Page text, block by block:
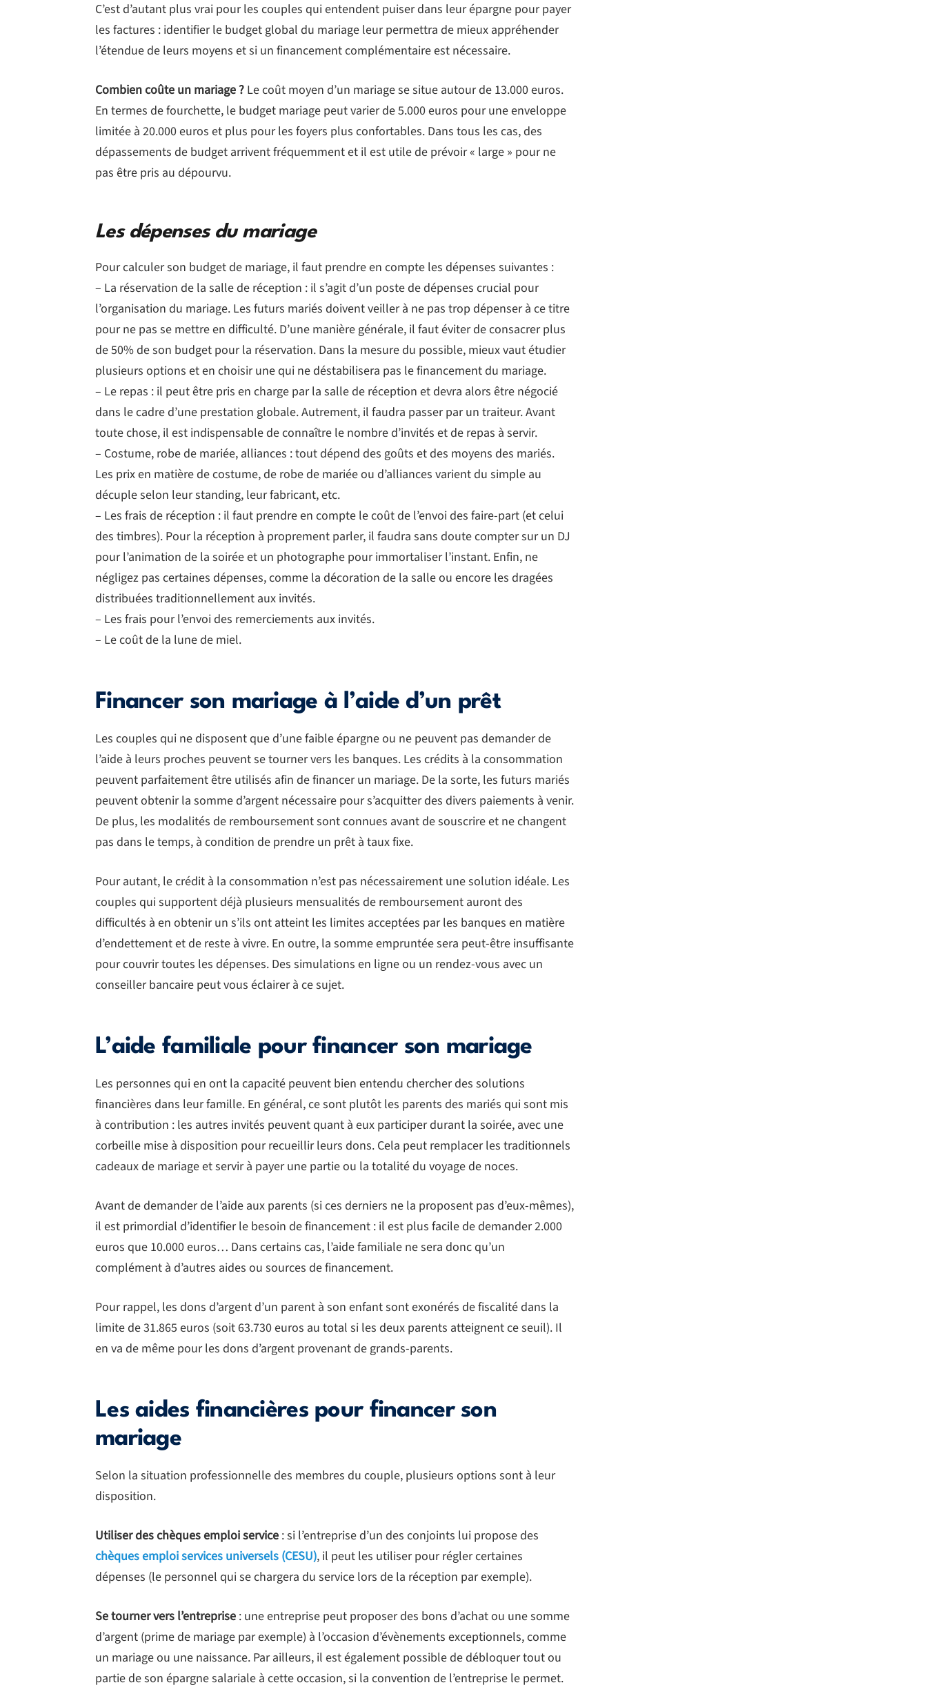
C’est d’autant plus vrai pour les couples qui entendent puiser dans leur épargne pour payer
les factures : identifier le budget global du mariage leur permettra de mieux appréhender
l’étendue de leurs moyens et si un financement complémentaire est nécessaire.
Combien coûte un mariage ? Le coût moyen d’un mariage se situe autour de 13.000 euros.
En termes de fourchette, le budget mariage peut varier de 5.000 euros pour une enveloppe
limitée à 20.000 euros et plus pour les foyers plus confortables. Dans tous les cas, des
dépassements de budget arrivent fréquemment et il est utile de prévoir « large » pour ne
pas être pris au dépourvu.
Les dépenses du mariage
Pour calculer son budget de mariage, il faut prendre en compte les dépenses suivantes :
– La réservation de la salle de réception : il s’agit d’un poste de dépenses crucial pour
l’organisation du mariage. Les futurs mariés doivent veiller à ne pas trop dépenser à ce titre
pour ne pas se mettre en difficulté. D’une manière générale, il faut éviter de consacrer plus
de 50% de son budget pour la réservation. Dans la mesure du possible, mieux vaut étudier
plusieurs options et en choisir une qui ne déstabilisera pas le financement du mariage.
– Le repas : il peut être pris en charge par la salle de réception et devra alors être négocié
dans le cadre d’une prestation globale. Autrement, il faudra passer par un traiteur. Avant
toute chose, il est indispensable de connaître le nombre d’invités et de repas à servir.
– Costume, robe de mariée, alliances : tout dépend des goûts et des moyens des mariés.
Les prix en matière de costume, de robe de mariée ou d’alliances varient du simple au
décuple selon leur standing, leur fabricant, etc.
– Les frais de réception : il faut prendre en compte le coût de l’envoi des faire-part (et celui
des timbres). Pour la réception à proprement parler, il faudra sans doute compter sur un DJ
pour l’animation de la soirée et un photographe pour immortaliser l’instant. Enfin, ne
négligez pas certaines dépenses, comme la décoration de la salle ou encore les dragées
distribuées traditionnellement aux invités.
– Les frais pour l’envoi des remerciements aux invités.
– Le coût de la lune de miel.
Financer son mariage à l’aide d’un prêt
Les couples qui ne disposent que d’une faible épargne ou ne peuvent pas demander de
l’aide à leurs proches peuvent se tourner vers les banques. Les crédits à la consommation
peuvent parfaitement être utilisés afin de financer un mariage. De la sorte, les futurs mariés
peuvent obtenir la somme d’argent nécessaire pour s’acquitter des divers paiements à venir.
De plus, les modalités de remboursement sont connues avant de souscrire et ne changent
pas dans le temps, à condition de prendre un prêt à taux fixe.
Pour autant, le crédit à la consommation n’est pas nécessairement une solution idéale. Les
couples qui supportent déjà plusieurs mensualités de remboursement auront des
difficultés à en obtenir un s’ils ont atteint les limites acceptées par les banques en matière
d’endettement et de reste à vivre. En outre, la somme empruntée sera peut-être insuffisante
pour couvrir toutes les dépenses. Des simulations en ligne ou un rendez-vous avec un
conseiller bancaire peut vous éclairer à ce sujet.
L’aide familiale pour financer son mariage
Les personnes qui en ont la capacité peuvent bien entendu chercher des solutions
financières dans leur famille. En général, ce sont plutôt les parents des mariés qui sont mis
à contribution : les autres invités peuvent quant à eux participer durant la soirée, avec une
corbeille mise à disposition pour recueillir leurs dons. Cela peut remplacer les traditionnels
cadeaux de mariage et servir à payer une partie ou la totalité du voyage de noces.
Avant de demander de l’aide aux parents (si ces derniers ne la proposent pas d’eux-mêmes),
il est primordial d’identifier le besoin de financement : il est plus facile de demander 2.000
euros que 10.000 euros… Dans certains cas, l’aide familiale ne sera donc qu’un
complément à d’autres aides ou sources de financement.
Pour rappel, les dons d’argent d’un parent à son enfant sont exonérés de fiscalité dans la
limite de 31.865 euros (soit 63.730 euros au total si les deux parents atteignent ce seuil). Il
en va de même pour les dons d’argent provenant de grands-parents.
Les aides financières pour financer son
mariage
Selon la situation professionnelle des membres du couple, plusieurs options sont à leur
disposition.
Utiliser des chèques emploi service : si l’entreprise d’un des conjoints lui propose des
chèques emploi services universels (CESU), il peut les utiliser pour régler certaines
dépenses (le personnel qui se chargera du service lors de la réception par exemple).
Se tourner vers l’entreprise : une entreprise peut proposer des bons d’achat ou une somme
d’argent (prime de mariage par exemple) à l’occasion d’évènements exceptionnels, comme
un mariage ou une naissance. Par ailleurs, il est également possible de débloquer tout ou
partie de son épargne salariale à cette occasion, si la convention de l’entreprise le permet.